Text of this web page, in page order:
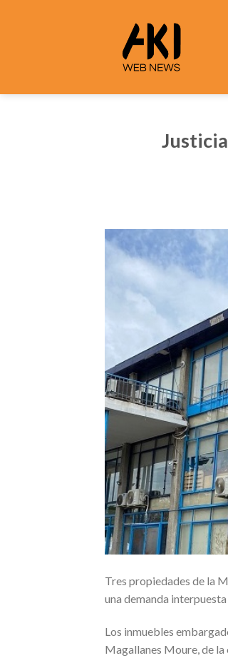
Tres propiedades de la
una demanda
Los inmuebles
Magallanes Moure, de la